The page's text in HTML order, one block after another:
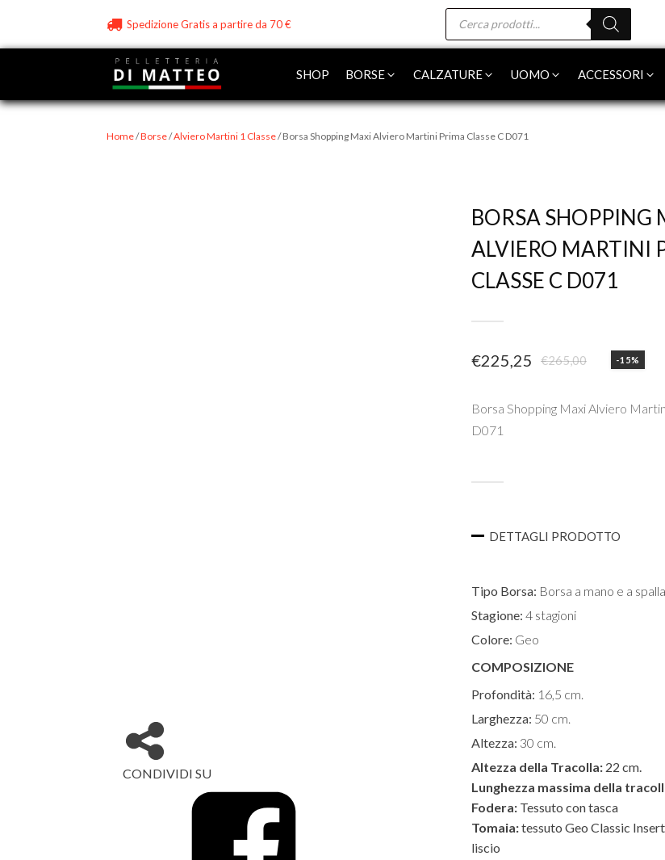
Spedizione Gratis a partire da 70 €
Products
SHOP BORSE CALZATURE UOMO ACCESSORI
Home/Borse/Alviero Martini 1 Classe/ Borsa Shopping Maxi Alviero Martini Prima Classe C D071
CONDIVIDI SU
BORSA SHOPPING
ALVIERO MARTINI
CLASSE C D071
€265,00
Il
originale
€225,25
Il
attuale
-15%
Borsa Shopping Maxi Alviero
D071
DETTAGLI PRODOTTO
Tipo Borsa: Borsa a mano e a spalla
Stagione: 4 stagioni
Colore: Geo
COMPOSIZIONE
Profondità: 16,5 cm.
Larghezza: 50 cm.
Altezza: 30 cm.
Altezza della Tracolla: 22 cm.
Lunghezza massima della
Fodera: Tessuto con tasca
Tomaia:tessuto Geo Classic
liscio